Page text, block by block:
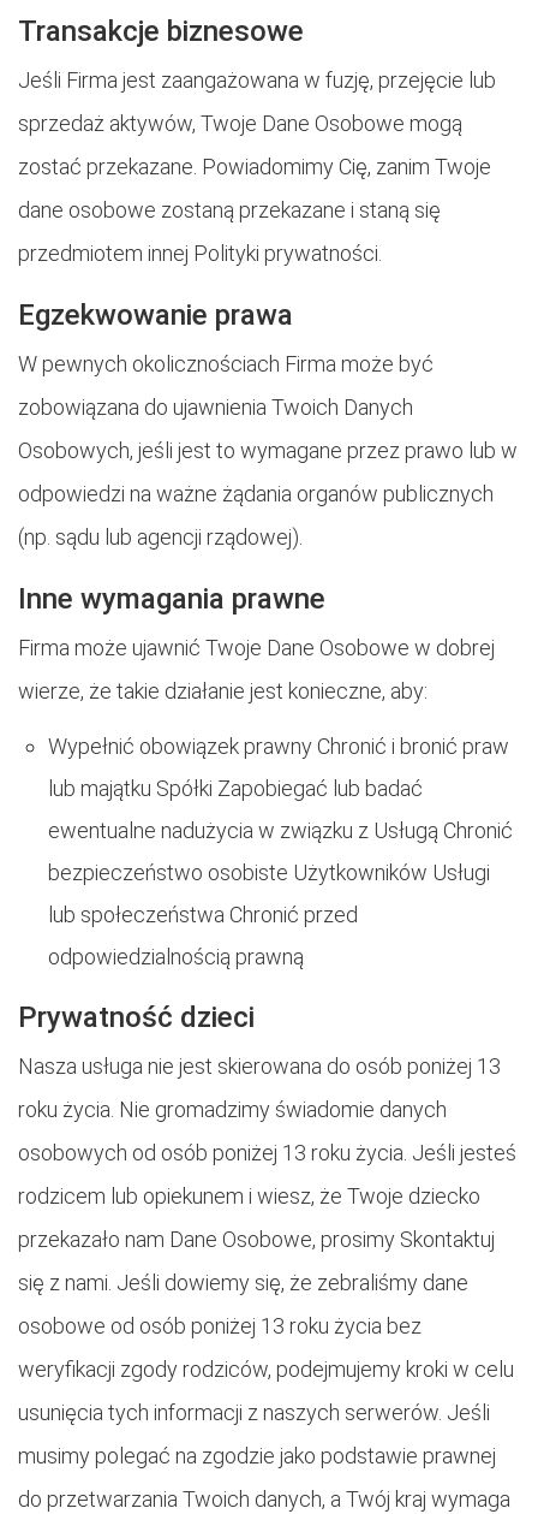
Transakcje biznesowe
Jeśli Firma jest zaangażowana w fuzję, przejęcie lub
sprzedaż aktywów, Twoje Dane Osobowe mogą
zostać przekazane. Powiadomimy Cię, zanim Twoje
dane osobowe zostaną przekazane i staną się
przedmiotem innej Polityki prywatności.
Egzekwowanie prawa
W pewnych okolicznościach Firma może być
zobowiązana do ujawnienia Twoich Danych
Osobowych, jeśli jest to wymagane przez prawo lub w
odpowiedzi na ważne żądania organów publicznych
(np. sądu lub agencji rządowej).
Inne wymagania prawne
Firma może ujawnić Twoje Dane Osobowe w dobrej
wierze, że takie działanie jest konieczne, aby:
Wypełnić obowiązek prawny Chronić i bronić praw
lub majątku Spółki Zapobiegać lub badać
ewentualne nadużycia w związku z Usługą Chronić
bezpieczeństwo osobiste Użytkowników Usługi
lub społeczeństwa Chronić przed
odpowiedzialnością prawną
Prywatność dzieci
Nasza usługa nie jest skierowana do osób poniżej 13
roku życia. Nie gromadzimy świadomie danych
osobowych od osób poniżej 13 roku życia. Jeśli jesteś
rodzicem lub opiekunem i wiesz, że Twoje dziecko
przekazało nam Dane Osobowe, prosimy Skontaktuj
się z nami. Jeśli dowiemy się, że zebraliśmy dane
osobowe od osób poniżej 13 roku życia bez
weryfikacji zgody rodziców, podejmujemy kroki w celu
usunięcia tych informacji z naszych serwerów. Jeśli
musimy polegać na zgodzie jako podstawie prawnej
do przetwarzania Twoich danych, a Twój kraj wymaga